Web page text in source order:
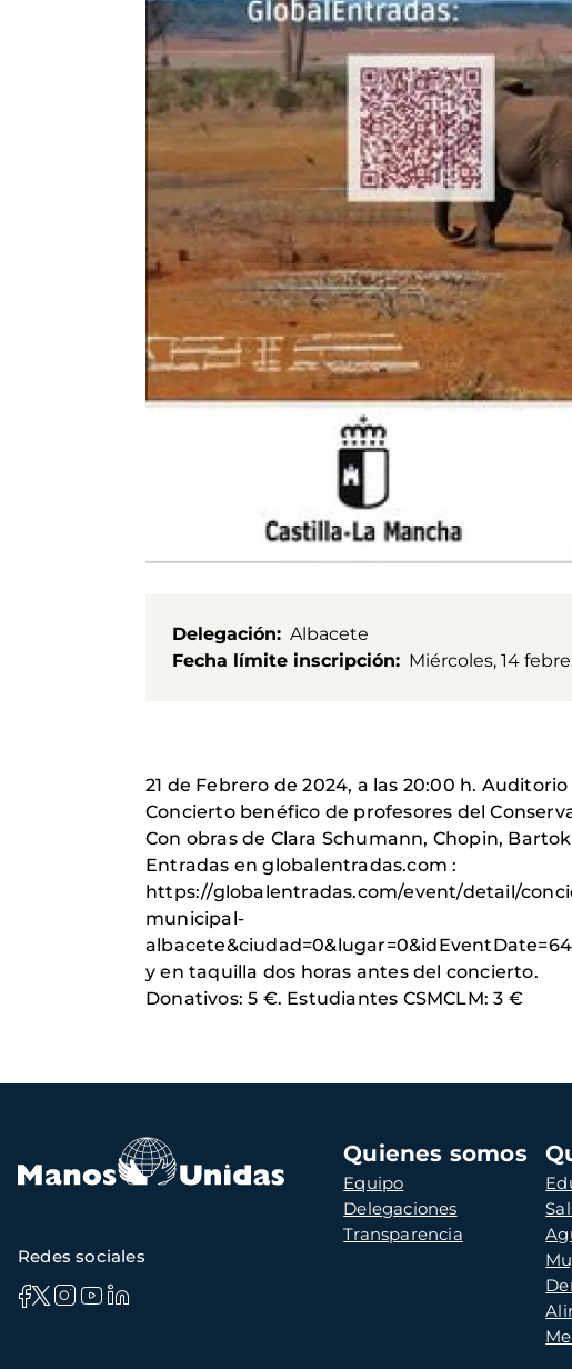
Delegación
Albacete
Fecha límite inscripción
Miércoles, 14
21 de Febrero de 2024, a las 20:00 h.
Concierto benéfico de profesores del
Con obras de Clara Schumann, Chopin,
Entradas en globalentradas.com :
https://globalentradas.com/event/detail/
municipal-
y en taquilla dos horas antes del concierto.
Donativos: 5 €. Estudiantes CSMCLM: 3 €
Navegación
principal
Quienes somos
Equipo
Delegaciones
Transparencia
Redes sociales